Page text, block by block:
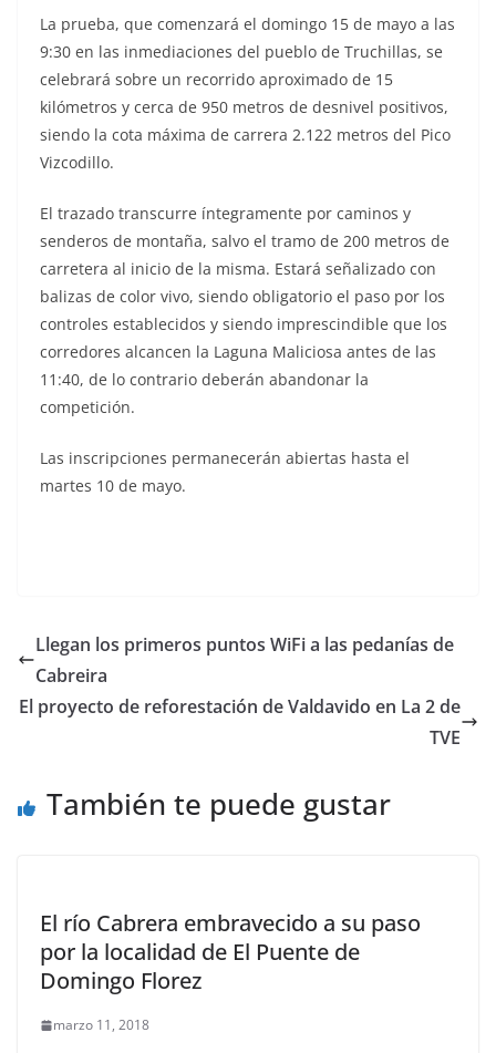
La prueba, que comenzará el domingo 15 de mayo a las
9:30 en las inmediaciones del pueblo de Truchillas, se
celebrará sobre un recorrido aproximado de 15
kilómetros y cerca de 950 metros de desnivel positivos,
siendo la cota máxima de carrera 2.122 metros del Pico
Vizcodillo.
El trazado transcurre íntegramente por caminos y
senderos de montaña, salvo el tramo de 200 metros de
carretera al inicio de la misma. Estará señalizado con
balizas de color vivo, siendo obligatorio el paso por los
controles establecidos y siendo imprescindible que los
corredores alcancen la Laguna Maliciosa antes de las
11:40, de lo contrario deberán abandonar la
competición.
Las inscripciones permanecerán abiertas hasta el
martes 10 de mayo.
Llegan los primeros puntos WiFi a las pedanías de
Cabreira
El proyecto de reforestación de Valdavido en La 2 de
TVE
También te puede gustar
El río Cabrera embravecido a su paso
por la localidad de El Puente de
Domingo Florez
marzo 11, 2018